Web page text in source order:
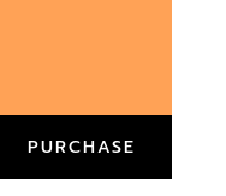
PURCHASE